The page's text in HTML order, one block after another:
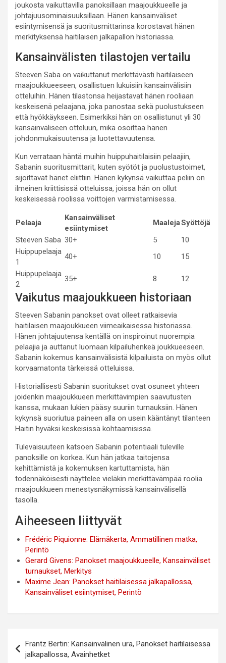
joukosta vaikuttavilla panoksillaan maajoukkueelle ja
johtajuusominaisuuksillaan. Hänen kansainväliset
esiintymisensä ja suoritusmittarinsa korostavat hänen
merkityksensä haitilaisen jalkapallon historiassa.
Kansainvälisten tilastojen vertailu
Steeven Saba on vaikuttanut merkittävästi haitilaiseen
maajoukkueeseen, osallistuen lukuisiin kansainvälisiin
otteluihin. Hänen tilastonsa heijastavat hänen rooliaan
keskeisenä pelaajana, joka panostaa sekä puolustukseen
että hyökkäykseen. Esimerkiksi hän on osallistunut yli 30
kansainväliseen otteluun, mikä osoittaa hänen
johdonmukaisuutensa ja luotettavuutensa.
Kun verrataan häntä muihin huippuhaitilaisiin pelaajiin,
Sabanin suoritusmittarit, kuten syötöt ja puolustustoimet,
sijoittavat hänet eliittiin. Hänen kykynsä vaikuttaa peliin on
ilmeinen kriittisissä otteluissa, joissa hän on ollut
keskeisessä roolissa voittojen varmistamisessa.
Pelaaja
Kansainväliset
esiintymiset
MaalejaSyöttöjä
Steeven Saba 30+ 5
10
Huippupelaaja
1
40+ 10
15
Huippupelaaja
2
35+ 8 12
Vaikutus maajoukkueen historiaan
Steeven Sabanin panokset ovat olleet ratkaisevia
haitilaisen maajoukkueen viimeaikaisessa historiassa.
Hänen johtajuutensa kentällä on inspiroinut nuorempia
pelaajia ja auttanut luomaan kilpailuhenkeä joukkueeseen.
Sabanin kokemus kansainvälisistä kilpailuista on myös ollut
korvaamatonta tärkeissä otteluissa.
Historiallisesti Sabanin suoritukset ovat osuneet yhteen
joidenkin maajoukkueen merkittävimpien saavutusten
kanssa, mukaan lukien pääsy suuriin turnauksiin. Hänen
kykynsä suoriutua paineen alla on usein kääntänyt tilanteen
Haitin hyväksi keskeisissä kohtaamisissa.
Tulevaisuuteen katsoen Sabanin potentiaali tuleville
panoksille on korkea. Kun hän jatkaa taitojensa
kehittämistä ja kokemuksen kartuttamista, hän
todennäköisesti näyttelee vieläkin merkittävämpää roolia
maajoukkueen menestysnäkymissä kansainvälisellä
tasolla.
Aiheeseen liittyvät
Frédéric Piquionne: Elämäkerta, Ammatillinen matka,
Perintö
Gerard Givens: Panokset maajoukkueelle, Kansainväliset
turnaukset, Merkitys
Maxime Jean: Panokset haitilaisessa jalkapallossa,
Kansainväliset esiintymiset, Perintö
navigation
Frantz Bertin: Kansainvälinen ura, Panokset haitilaisessa
jalkapallossa, Avainhetket